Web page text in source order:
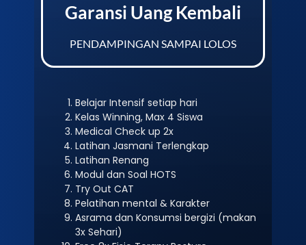
Garansi Uang Kembali
PENDAMPINGAN SAMPAI LOLOS
Belajar Intensif setiap hari
Kelas Winning, Max 4 Siswa
Medical Check up 2x
Latihan Jasmani Terlengkap
Latihan Renang
Modul dan Soal HOTS
Try Out CAT
Pelatihan mental & Karakter
Asrama dan Konsumsi bergizi (makan
3x Sehari)